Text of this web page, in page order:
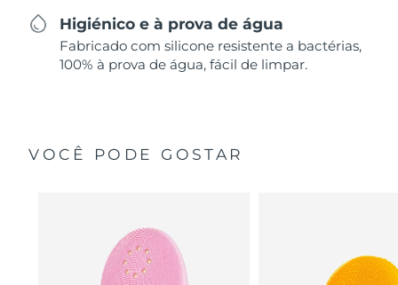
Higiénico e à prova de água
Fabricado com silicone resistente a bactérias,
100% à prova de água, fácil de limpar.
VOCÊ PODE GOSTAR